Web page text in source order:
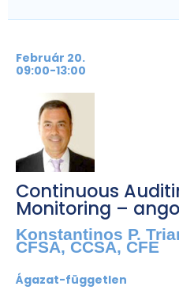
Február 20.
09:00-13:00
Continuous
Monitoring –
Konstantinos P.
CFSA, CCSA, CFE
Ágazat-független